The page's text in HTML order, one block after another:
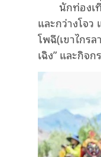
นักท่องเ
และกว่างโจ
โพฉี(เขาไกร
เฉิง” และกิจ